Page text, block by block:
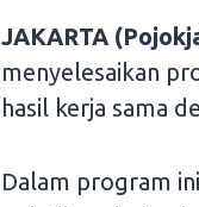
JAKARTA
menyelesaikan
hasil kerja sama
Dalam program